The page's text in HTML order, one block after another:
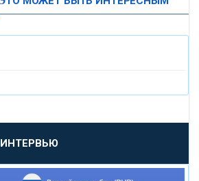
«ПРОМСВЯЗЬБАНК»
ИНТЕРВЬЮ